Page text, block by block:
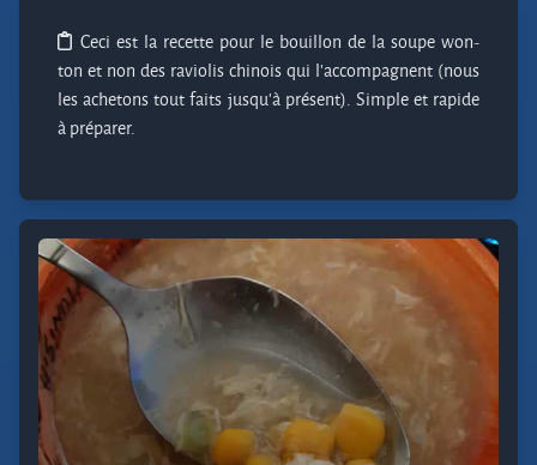
Ceci est la recette pour le bouillon de la soupe won-
ton et non des raviolis chinois qui l'accompagnent (nous
les achetons tout faits jusqu'à présent). Simple et rapide
à préparer.